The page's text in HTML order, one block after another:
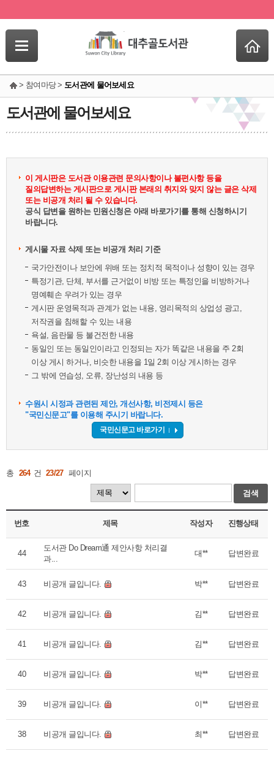
> 참여마당 > 도서관에 물어보세요
도서관에 물어보세요
이 게시판은 도서관 이용관련 문의사항이나 불편사항 등을
질의답변하는 게시판으로 게시판 본래의 취지와 맞지 않는 글은 삭제
또는 비공개 처리 될 수 있습니다.
공식 답변을 원하는 민원신청은 아래 바로가기를 통해 신청하시기
바랍니다.
게시물 자료 삭제 또는 비공개 처리 기준
국가안전이나 보안에 위배 또는 정치적 목적이나 성향이 있는 경우
특정기관, 단체, 부서를 근거없이 비방 또는 특정인을 비방하거나
명예훼손 우려가 있는 경우
게시판 운영목적과 관계가 없는 내용, 영리목적의 상업성 광고,
저작권을 침해할 수 있는 내용
욕설, 음란물 등 불건전한 내용
동일인 또는 동일인이라고 인정되는 자가 똑같은 내용을 주 2회
이상 게시 하거나, 비슷한 내용을 1일 2회 이상 게시하는 경우
그 밖에 연습성, 오류, 장난성의 내용 등
수원시 시정과 관련된 제안, 개선사항, 비전제시 등은
"국민신문고"를 이용해 주시기 바랍니다.
국민신문고 바로가기
총 264 건 23/27 페이지
검색
번호 제목 작성자 진행상태
44
도서관 Do Dream通 제안사항 처리결
과...
대** 답변완료
43 비공개 글입니다. 박** 답변완료
42 비공개 글입니다. 김** 답변완료
41 비공개 글입니다. 김** 답변완료
40 비공개 글입니다. 박** 답변완료
39 비공개 글입니다. 이** 답변완료
38 비공개 글입니다. 최** 답변완료